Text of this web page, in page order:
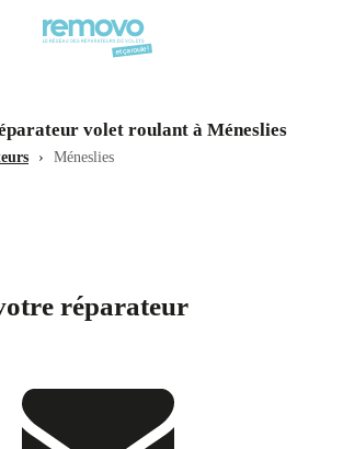
volet roulant à Méneslies
› Méneslies
réparateur